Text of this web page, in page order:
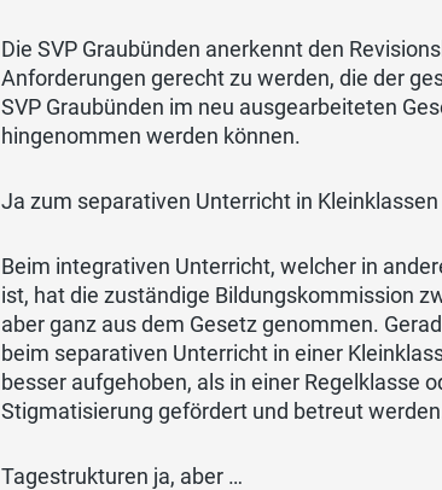
Die SVP Graubünden anerkennt den
Anforderungen gerecht zu werden, die der
SVP Graubünden im neu ausgearbeiteten
hingenommen werden können.
Ja zum separativen Unterricht in Kleinklassen
Beim integrativen Unterricht, welcher in
ist, hat die zuständige Bildungskommission
aber ganz aus dem Gesetz genommen.
beim separativen Unterricht in einer
besser aufgehoben, als in einer Regelklasse
Stigmatisierung gefördert und betreut
Tagestrukturen ja, aber …